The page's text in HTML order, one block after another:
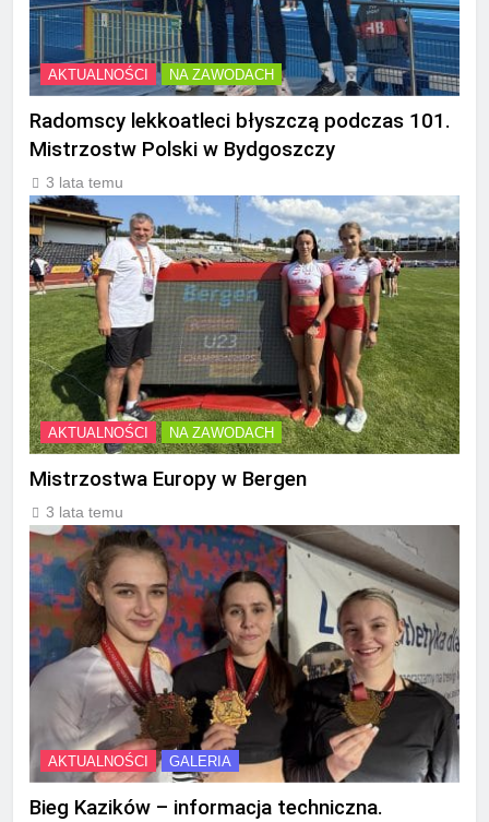
AKTUALNOŚCI NA ZAWODACH
Radomscy lekkoatleci błyszczą podczas 101.
Mistrzostw Polski w Bydgoszczy
3 lata temu
AKTUALNOŚCI NA ZAWODACH
Mistrzostwa Europy w Bergen
3 lata temu
AKTUALNOŚCI GALERIA
Bieg Kazików – informacja techniczna.